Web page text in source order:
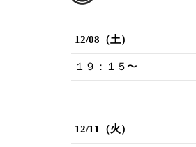
12/08（土）
１９：１５〜
12/11（火）